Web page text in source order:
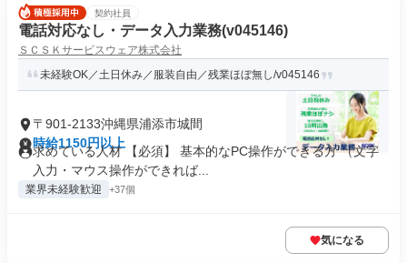
契約社員
電話対応なし・データ入力業務(v045146)
ＳＣＳＫサービスウェア株式会社
未経験OK／土日休み／服装自由／残業ほぼ無し/v045146
〒901-2133沖縄県浦添市城間
時給1150円以上
求めている人材 【必須】 基本的なPC操作ができる方 （文字
入力・マウス操作ができれば...
業界未経験歓迎 +37個
気になる